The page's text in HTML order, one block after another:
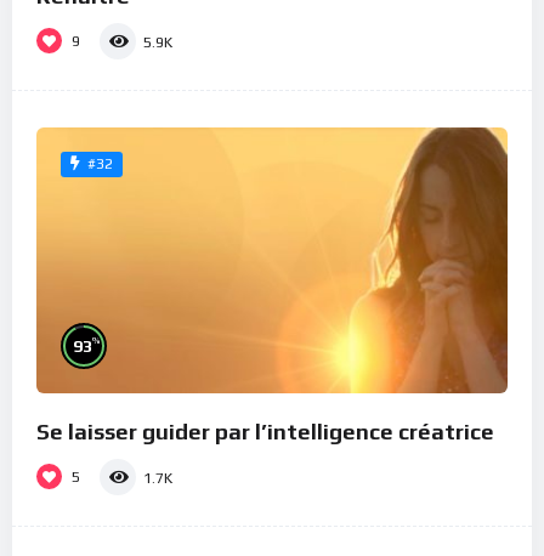
9 5.9K
#32
93%
Se laisser guider par l’intelligence créatrice
5 1.7K